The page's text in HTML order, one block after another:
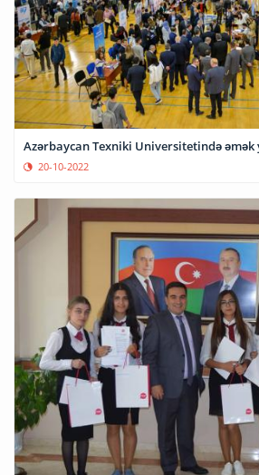
Azərbaycan Texniki Universitetində
20-10-2022